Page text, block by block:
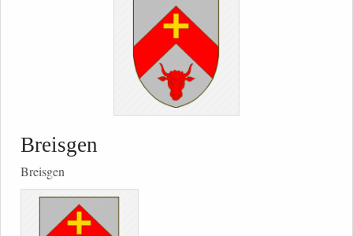
Breisgen
Breisgen